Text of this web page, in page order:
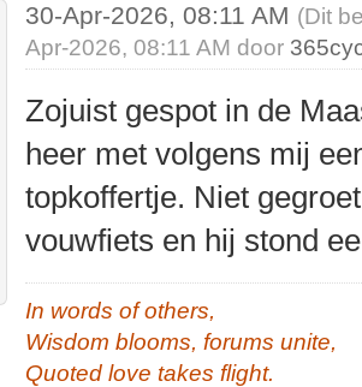
30-Apr-2026, 08:11 AM (Dit
Apr-2026, 08:11 AM door
Zojuist gespot in de
heer met volgens mij
topkoffertje. Niet
vouwfiets en hij stond
In words of others,
Wisdom blooms, forums unite,
Quoted love takes flight.